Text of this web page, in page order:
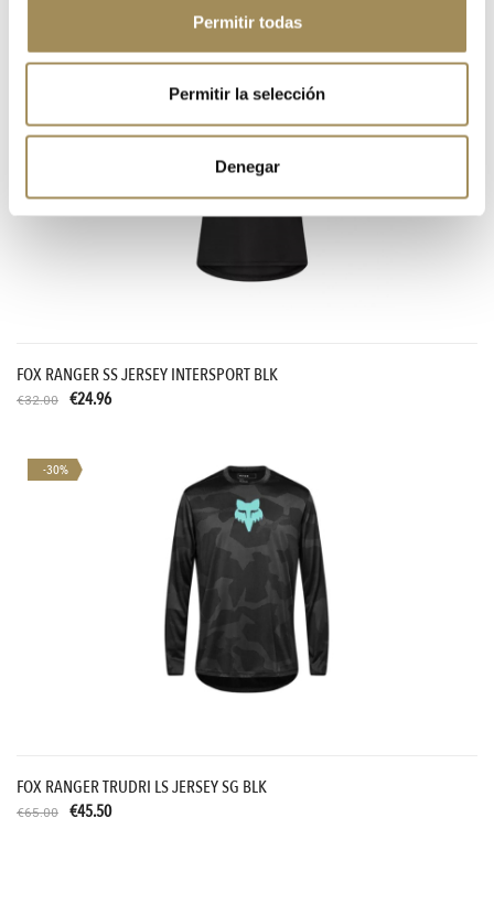
Permitir todas
Permitir la selección
Denegar
-22%
FOX RANGER SS JERSEY INTERSPORT BLK
€32.00 €24.96
-30%
FOX RANGER TRUDRI LS JERSEY SG BLK
€65.00 €45.50